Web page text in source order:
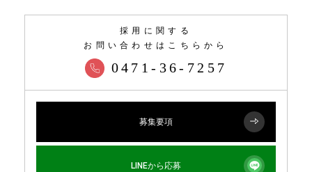
採用に関する
お問い合わせはこちらから
0471-36-7257
募集要項
LINEから応募